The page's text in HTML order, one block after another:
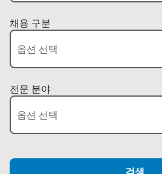
채용 구분
전문 분야